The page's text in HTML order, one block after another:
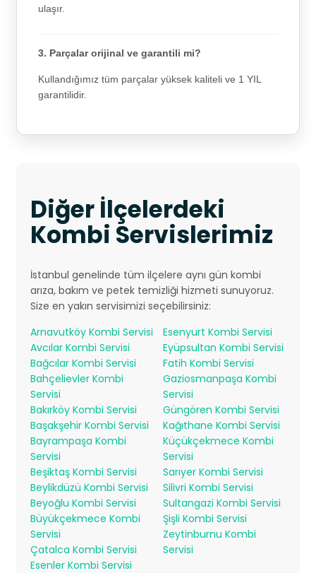
ulaşır.
3. Parçalar orijinal ve garantili mi?
Kullandığımız tüm parçalar yüksek kaliteli ve 1 YIL
garantilidir.
Diğer İlçelerdeki
Kombi Servislerimiz
İstanbul genelinde tüm ilçelere aynı gün kombi
arıza, bakım ve petek temizliği hizmeti sunuyoruz.
Size en yakın servisimizi seçebilirsiniz:
Arnavutköy Kombi Servisi
Avcılar Kombi Servisi
Bağcılar Kombi Servisi
Bahçelievler Kombi
Servisi
Bakırköy Kombi Servisi
Başakşehir Kombi Servisi
Bayrampaşa Kombi
Servisi
Beşiktaş Kombi Servisi
Beylikdüzü Kombi Servisi
Beyoğlu Kombi Servisi
Büyükçekmece Kombi
Servisi
Çatalca Kombi Servisi
Esenler Kombi Servisi
Esenyurt Kombi Servisi
Eyüpsultan Kombi Servisi
Fatih Kombi Servisi
Gaziosmanpaşa Kombi
Servisi
Güngören Kombi Servisi
Kağıthane Kombi Servisi
Küçükçekmece Kombi
Servisi
Sarıyer Kombi Servisi
Silivri Kombi Servisi
Sultangazi Kombi Servisi
Şişli Kombi Servisi
Zeytinburnu Kombi
Servisi